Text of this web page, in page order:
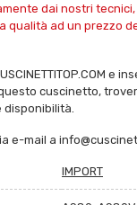
dai nostri
qualità ad un prezzo
e
cuscinetto,
e-mail a
IMPORT